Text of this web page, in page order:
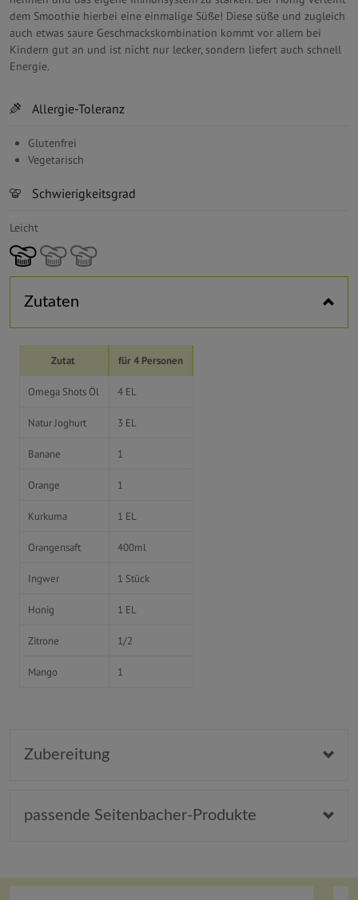
dem Smoothie hierbei eine einmalige Süße! Diese süße und zugleich
auch etwas saure Geschmackskombination kommt vor allem bei
Kindern gut an und ist nicht nur lecker, sondern liefert auch schnell
Energie.
Allergie-Toleranz
Glutenfrei
Vegetarisch
Schwierigkeitsgrad
Leicht
Horizontal tabs
Zutaten
Zutat für 4 Personen
Omega Shots Öl 4 EL
Natur Joghurt 3 EL
Banane 1
Orange 1
Kurkuma 1 EL
Orangensaft 400ml
Ingwer 1 Stück
Honig 1 EL
Zitrone 1/2
Mango 1
Zubereitung
passende Seitenbacher-Produkte